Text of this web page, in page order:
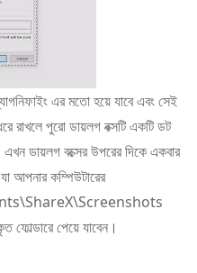
এর মতো হয়ে যাবে এবং সেই
রাখলে পুরো ডায়লগ বক্সটি একটি ডট
ডায়লগ বক্সের উপরের দিকে একবার
আপনার কম্পিউটারের
ফোল্ডারে পেয়ে যাবেন।